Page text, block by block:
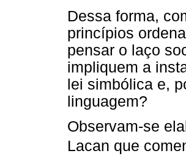
Dessa forma,
princípios
pensar o laço
impliquem a
lei simbólica e,
linguagem?
Observam-se
Lacan que